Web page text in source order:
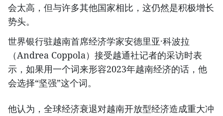
会太高，但与许多其他国家相比，这仍然是积极增长
势头。
世界银行驻越南首席经济学家安德里亚·科波拉
（Andrea Coppola）接受越通社记者的采访时表
示，如果用一个词来形容2023年越南经济的话，他
会选择“坚强”这个词。
他认为，全球经济衰退对越南开放型经济造成重大冲